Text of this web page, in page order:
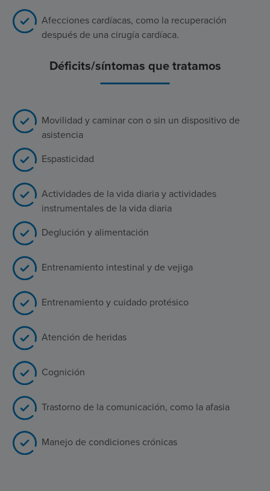
Afecciones cardíacas, como la recuperación
después de una cirugía cardíaca.
Déficits/síntomas que tratamos
Movilidad y caminar con o sin un dispositivo de
asistencia
Espasticidad
Actividades de la vida diaria y actividades
instrumentales de la vida diaria
Deglución y alimentación
Entrenamiento intestinal y de vejiga
Entrenamiento y cuidado protésico
Atención de heridas
Cognición
Trastorno de la comunicación, como la afasia
Manejo de condiciones crónicas